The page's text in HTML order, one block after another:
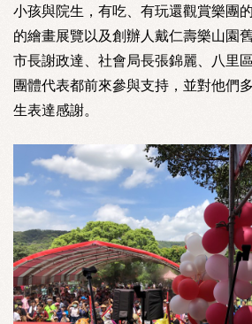
小孩與院生，有吃、有玩還觀賞樂團
的繪畫展覽以及創辦人戴仁壽樂山園
市長謝政達、社會局長張錦麗、八里
團體代表都前來參與支持，並對他們
生表達感謝。